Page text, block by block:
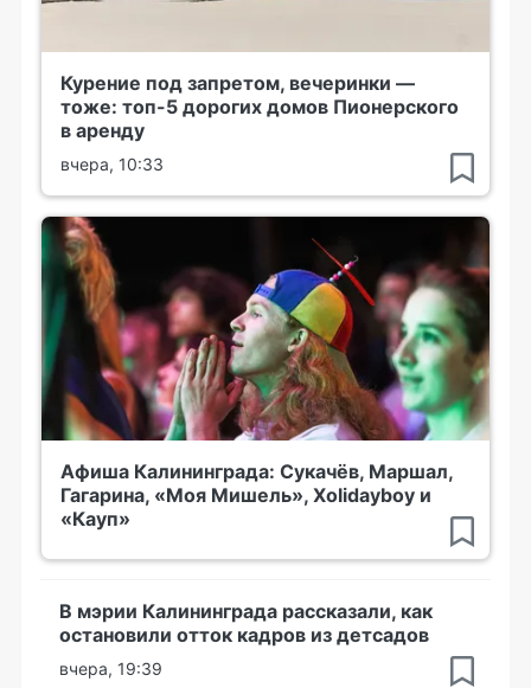
Курение под запретом, вечеринки —
тоже: топ-5 дорогих домов Пионерского
в аренду
вчера, 10:33
Афиша Калининграда: Сукачёв, Маршал,
Гагарина, «Моя Мишель», Xolidayboy и
«Кауп»
В мэрии Калининграда рассказали, как
остановили отток кадров из детсадов
вчера, 19:39